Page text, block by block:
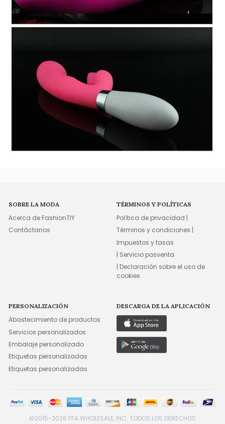
SOBRE LA MODA
Acerca de FashionTIY
Contáctanos
TÉRMINOS Y POLÍTICAS
Política de privacidad |
Términos y condiciones |
Impuestos y tasas
| Servicio posventa
| Declaración sobre el uso de
cookies
PERSONALIZACIÓN
Abastecimiento de productos
Servicios personalizados
Embalaje personalizado
Etiquetas personalizadas
Etiquetas personalizadas
DESCARGA DE LA APLICACIÓN
©2015-2026 FFA WHOLESALE, INC. TODOS LOS DERECHOS